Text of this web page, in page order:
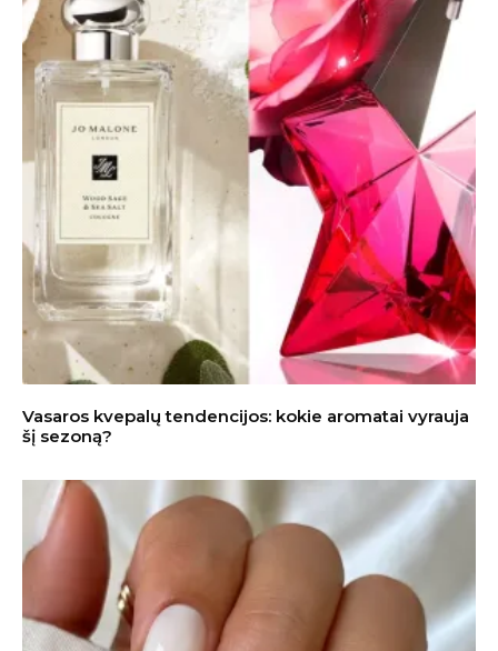
Vasaros kvepalų tendencijos: kokie aromatai vyrauja
šį sezoną?